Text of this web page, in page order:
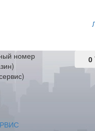
номер
0